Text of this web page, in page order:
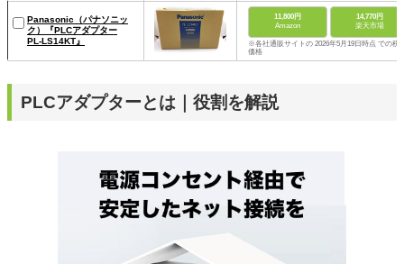
Panasonic（パナソニッ
ク）『PLCアダプター
PL-LS14KT』
11,800円
Amazon
14,770円
楽天市場
※各社通販サイトの 2026年5月19日時点 での税
価格
PLCアダプターとは｜役割を解説